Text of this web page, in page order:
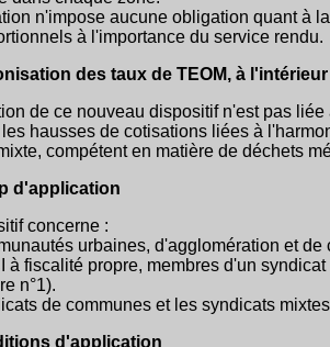
n'impose aucune obligation quant à
à l'importance du service rendu.
des taux de TEOM, à
de ce nouveau dispositif n'est pas
hausses de cotisations liées à
compétent en matière de déchets
d'application
concerne :
urbaines, d'agglomération et de
à fiscalité propre, membres d'un
n°1).
de communes et les syndicats
d'application